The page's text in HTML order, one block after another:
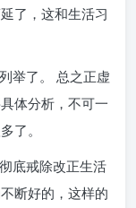
了，这和生活习
举了。 总之正虚
体分析，不可一
了。
底戒除改正生活
断好的，这样的